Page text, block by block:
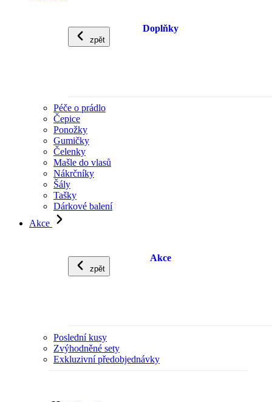
zpět
Doplňky
Péče o prádlo
Čepice
Ponožky
Gumičky
Čelenky
Mašle do vlasů
Nákrčníky
Šály
Tašky
Dárkové balení
Akce
zpět
Akce
Poslední kusy
Zvýhodněné sety
Exkluzivní předobjednávky